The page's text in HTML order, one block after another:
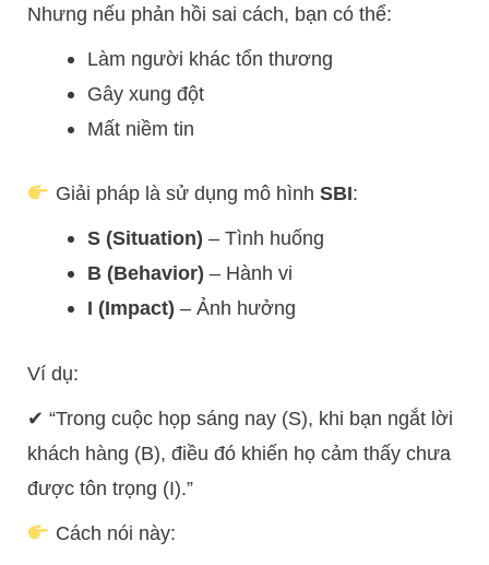
Nhưng nếu phản hồi sai cách, bạn có thể:
Làm người khác tổn thương
Gây xung đột
Mất niềm tin
Giải pháp là sử dụng mô hình SBI:
S (Situation) – Tình huống
B (Behavior) – Hành vi
I (Impact) – Ảnh hưởng
Ví dụ:
✔ “Trong cuộc họp sáng nay (S), khi bạn ngắt lời
khách hàng (B), điều đó khiến họ cảm thấy chưa
được tôn trọng (I).”
Cách nói này: